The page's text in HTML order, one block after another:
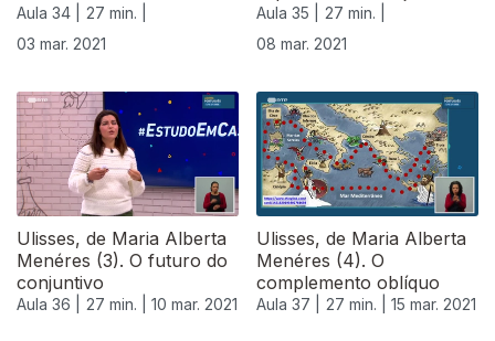
Aula 34 |
27 min. |
03 mar. 2021
Aula 35 |
27 min. |
08 mar. 2021
Ulisses, de Maria Alberta
Menéres (3). O futuro do
conjuntivo
Aula 36 | 27 min. | 10 mar. 2021
Ulisses, de Maria Alberta
Menéres (4). O
complemento oblíquo
Aula 37 | 27 min. | 15 mar. 2021